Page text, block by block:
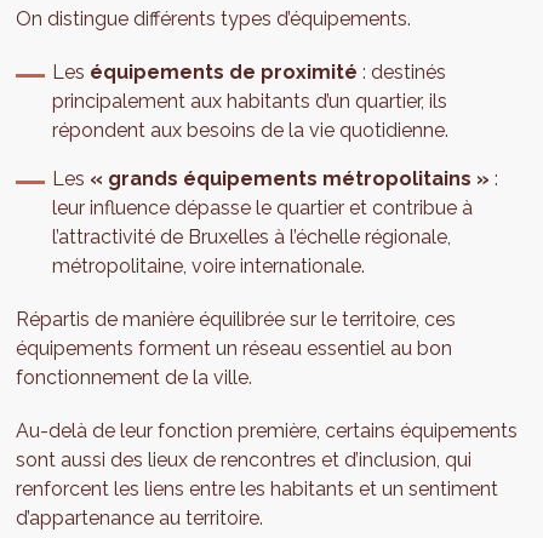
On distingue différents types d’équipements.
Les équipements de proximité: destinés
principalement aux habitants d’un quartier, ils
répondent aux besoins de la vie quotidienne.
Les « grands équipements métropolitains »:
leur influence dépasse le quartier et contribue à
l’attractivité de Bruxelles à l’échelle régionale,
métropolitaine, voire internationale.
Répartis de manière équilibrée sur le territoire, ces
équipements forment un réseau essentiel au bon
fonctionnement de la ville.
Au-delà de leur fonction première, certains équipements
sont aussi des lieux de rencontres et d’inclusion, qui
renforcent les liens entre les habitants et un sentiment
d’appartenance au territoire.